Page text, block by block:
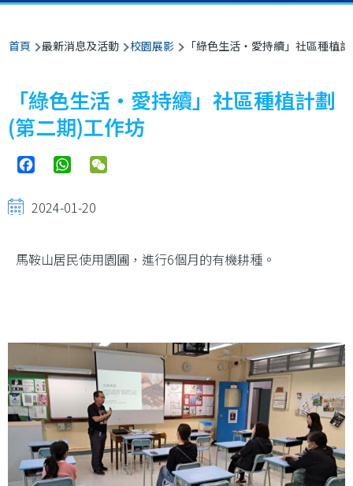
導
航
連
結
首頁 最新消息及活動 校園展影 「綠色生活‧愛持續」社區種植
「綠色生活‧愛持續」社區種植計劃
(第二期)工作坊
FacebookWhatsApp
2024-01-20
馬鞍山居民使用園圃，進行6個月的有機耕種。